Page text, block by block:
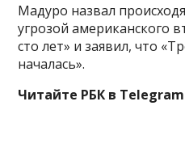
Мадуро назвал
угрозой американского
сто лет» и заявил, что
началась».
Читайте РБК в